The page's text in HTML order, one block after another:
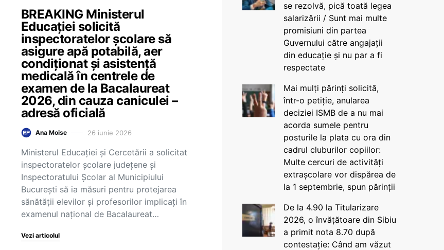
BREAKING Ministerul
Educației solicită
inspectoratelor școlare să
asigure apă potabilă, aer
condiționat și asistență
medicală în centrele de
examen de la Bacalaureat
2026, din cauza caniculei –
adresă oficială
Ana Moise 26 iunie 2026
Ministerul Educației și Cercetării a solicitat
inspectoratelor școlare județene și
Inspectoratului Școlar al Municipiului
București să ia măsuri pentru protejarea
sănătății elevilor și profesorilor implicați în
examenul național de Bacalaureat…
Vezi articolul
se rezolvă, pică toată legea
salarizării / Sunt mai multe
promisiuni din partea
Guvernului către angajații
din educație și nu par a fi
respectate
Mai mulți părinți solicită,
într-o petiție, anularea
deciziei ISMB de a nu mai
acorda sumele pentru
posturile la plata cu ora din
cadrul cluburilor copiilor:
Multe cercuri de activități
extrașcolare vor dispărea de
la 1 septembrie, spun părinții
De la 4.90 la Titularizare
2026, o învățătoare din Sibiu
a primit nota 8.70 după
contestație: Când am văzut